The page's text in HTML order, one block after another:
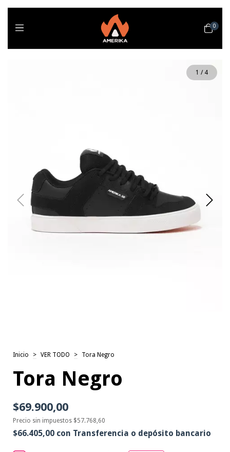
0
1 / 4
Inicio > VER TODO > Tora Negro
Tora Negro
$69.900,00
Precio sin impuestos $57.768,60
$66.405,00 con Transferencia o depósito bancario